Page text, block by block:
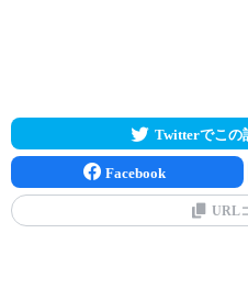
Twitterでこの
Facebook
URL